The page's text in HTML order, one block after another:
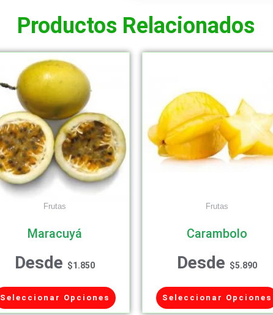
Productos Relacionados
Frutas
Maracuyá
Desde $1.850
Seleccionar Opciones
Frutas
Carambolo
Desde $5.890
Seleccionar Opciones